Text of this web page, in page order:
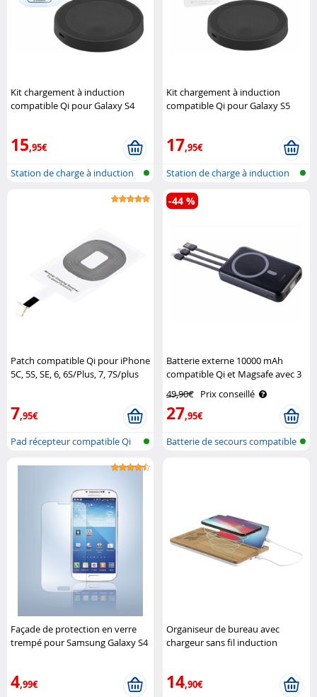
Kit chargement à induction
compatible Qi pour Galaxy S4
15,95€
Station de charge à induction
Kit chargement à induction
compatible Qi pour Galaxy S5
17,95€
Station de charge à induction
compa..
Patch compatible Qi pour iPhone
5C, 5S, SE, 6, 6S/Plus, 7, 7S/plus
7,95€
Pad récepteur compatible Qi
Batterie externe 10000 mAh
compatible Qi et Magsafe avec 3
câbles intégrés Revolt
49,90€ Prix conseillé
27,95€
-44 %
Batterie de secours compatible
Façade de protection en verre
trempé pour Samsung Galaxy S4
4,99€
Organiseur de bureau avec
chargeur sans fil induction
14,90€